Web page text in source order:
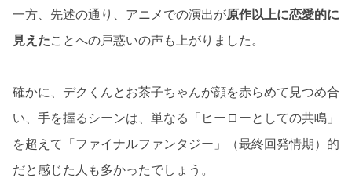
一方、先述の通り、アニメでの演出が原作以上に恋愛的に
見えたことへの戸惑いの声も上がりました。
確かに、デクくんとお茶子ちゃんが顔を赤らめて見つめ合
い、手を握るシーンは、単なる「ヒーローとしての共鳴」
を超えて「ファイナルファンタジー」（最終回発情期）的
だと感じた人も多かったでしょう。